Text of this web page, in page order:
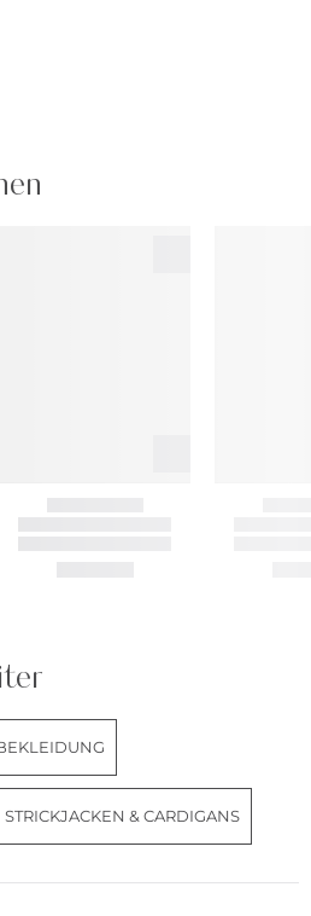
STRICKJACKEN & CARDIGANS